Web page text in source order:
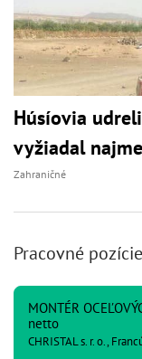
Húsíovia
vyžiadal
Zahraničné
Pracovné pozície
MONTÉR
netto
CHRISTAL s. r. o.,